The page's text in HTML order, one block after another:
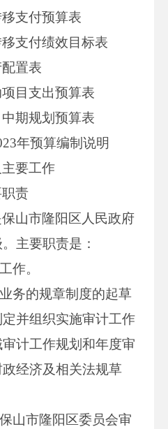
支付预算表
支付绩效目标表
置表
目支出预算表
期规划预算表
年预算编制说明
要工作
职责
山市隆阳区人民政府
主要职责是：
作。
务的规章制度的起草
并组织实施审计工作
计工作规划和年度审
经济及相关法规草
山市隆阳区委员会审